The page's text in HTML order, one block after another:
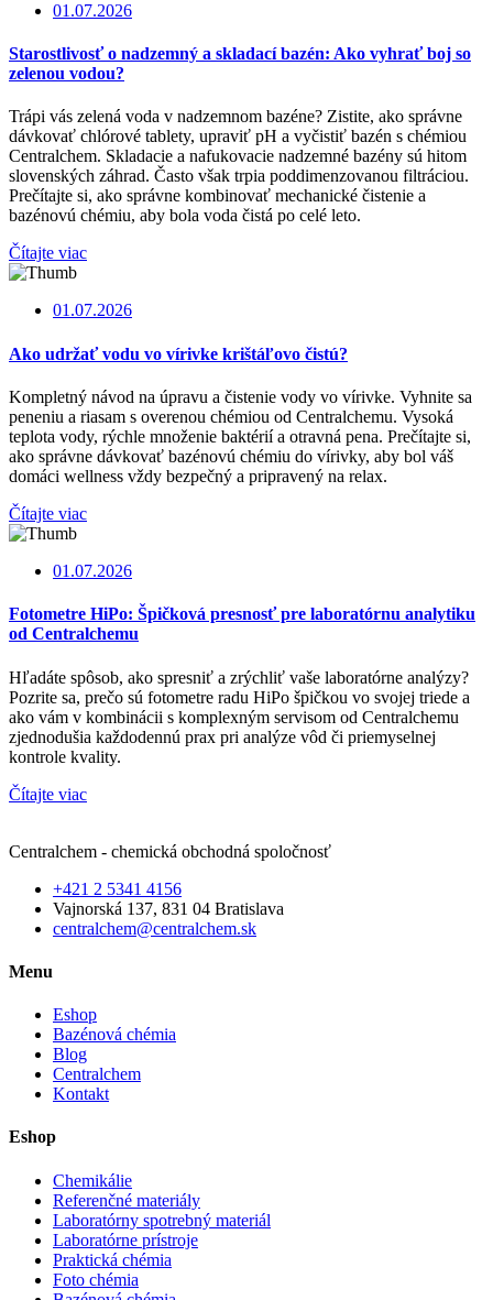
01.07.2026
Starostlivosť o nadzemný a skladací bazén: Ako vyhrať boj so
zelenou vodou?
Trápi vás zelená voda v nadzemnom bazéne? Zistite, ako správne
dávkovať chlórové tablety, upraviť pH a vyčistiť bazén s chémiou
Centralchem. Skladacie a nafukovacie nadzemné bazény sú hitom
slovenských záhrad. Často však trpia poddimenzovanou filtráciou.
Prečítajte si, ako správne kombinovať mechanické čistenie a
bazénovú chémiu, aby bola voda čistá po celé leto.
Čítajte viac
01.07.2026
Ako udržať vodu vo vírivke krištáľovo čistú?
Kompletný návod na úpravu a čistenie vody vo vírivke. Vyhnite sa
peneniu a riasam s overenou chémiou od Centralchemu. Vysoká
teplota vody, rýchle množenie baktérií a otravná pena. Prečítajte si,
ako správne dávkovať bazénovú chémiu do vírivky, aby bol váš
domáci wellness vždy bezpečný a pripravený na relax.
Čítajte viac
01.07.2026
Fotometre HiPo: Špičková presnosť pre laboratórnu analytiku
od Centralchemu
Hľadáte spôsob, ako spresniť a zrýchliť vaše laboratórne analýzy?
Pozrite sa, prečo sú fotometre radu HiPo špičkou vo svojej triede a
ako vám v kombinácii s komplexným servisom od Centralchemu
zjednodušia každodennú prax pri analýze vôd či priemyselnej
kontrole kvality.
Čítajte viac
Centralchem - chemická obchodná spoločnosť
+421 2 5341 4156
Vajnorská 137, 831 04 Bratislava
centralchem@centralchem.sk
Menu
Eshop
Bazénová chémia
Blog
Centralchem
Kontakt
Eshop
Chemikálie
Referenčné materiály
Laboratórny spotrebný materiál
Laboratórne prístroje
Praktická chémia
Foto chémia